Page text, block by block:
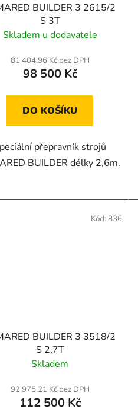
BUILDER 3 2615/2
S 3T
Skladem u dodavatele
81 404,96 Kč bez DPH
98 500 Kč
DO KOŠÍKU
přepravník strojů
BUILDER délky 2,6m.
BUILDER 3 3518/2
S 2,7T
Skladem
92 975,21 Kč bez DPH
112 500 Kč
Kód: 836